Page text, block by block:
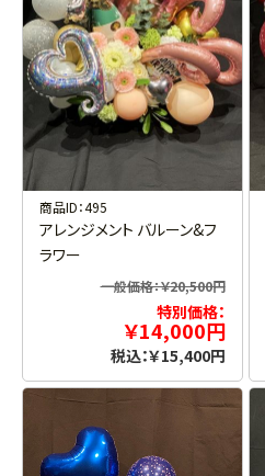
商品ID：495
アレンジメント バルーン&フ
ラワー
一般価格：￥20,500円
特別価格：
￥14,000円
税込：￥15,400円